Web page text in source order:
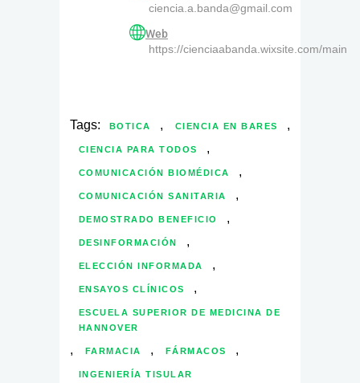
ciencia.a.banda@gmail.com
Web
https://cienciaabanda.wixsite.com/main
Tags: BOTICA , CIENCIA EN BARES ,
CIENCIA PARA TODOS ,
COMUNICACIÓN BIOMÉDICA ,
COMUNICACIÓN SANITARIA ,
DEMOSTRADO BENEFICIO ,
DESINFORMACIÓN ,
ELECCIÓN INFORMADA ,
ENSAYOS CLÍNICOS ,
ESCUELA SUPERIOR DE MEDICINA DE
HANNOVER
, FARMACIA , FÁRMACOS ,
INGENIERÍA TISULAR